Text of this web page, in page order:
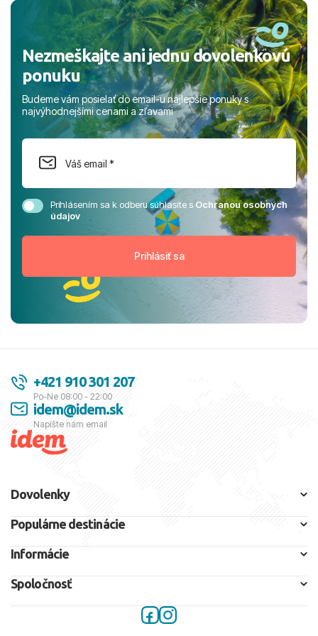
Nezmeškajte ani jednu dovolenkovú
ponuku
Budeme vám posielať do email-u najlepšie ponuky s
najvýhodnejšími cenami a zľavami
Prihlásením sa k odberu súhlasíte sOchranou osobných
údajov
+421 910 301 207
Po-Ne 08:00 - 22:00
idem@idem.sk
Napíšte nám email
Dovolenky
Populárne destinácie
Informácie
Spoločnosť